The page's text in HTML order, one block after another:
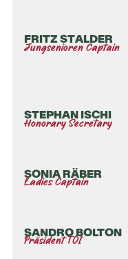
FRITZ STALDER
Jungsenioren Captain
STEPHAN ISCHI
Honorary Secretary
SONIA RÄBER
Ladies Captain
SANDRO BOLTON
Präsident TOI